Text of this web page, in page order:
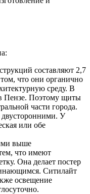
составляют 2,7
что они органично
среду. В
Пензе. Поэтому щиты
части города.
У
или обе
выше
что имеют
Она делает постер
Ситилайт
освещение